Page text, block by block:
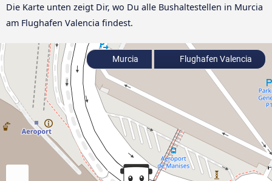
Die Karte unten zeigt Dir, wo Du alle Bushaltestellen in Murcia
am Flughafen Valencia findest.
Murcia Flughafen Valencia